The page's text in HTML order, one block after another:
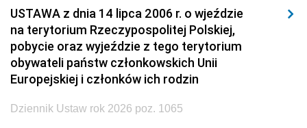
USTAWA z dnia 14 lipca 2006 r. o wjeździe
na terytorium Rzeczypospolitej Polskiej,
pobycie oraz wyjeździe z tego terytorium
obywateli państw członkowskich Unii
Europejskiej i członków ich rodzin
Dziennik Ustaw rok 2026 poz. 1065